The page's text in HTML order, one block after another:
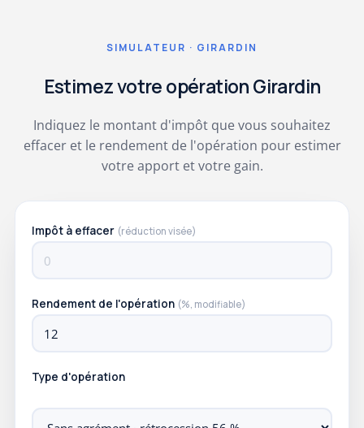
SIMULATEUR · GIRARDIN
Estimez votre opération Girardin
Indiquez le montant d'impôt que vous souhaitez
effacer et le rendement de l'opération pour estimer
votre apport et votre gain.
Impôt à effacer (réduction visée)
Rendement de l'opération (%, modifiable)
Type d'opération